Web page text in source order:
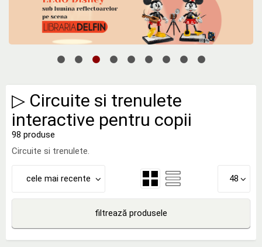
▷ Circuite si trenulete
interactive pentru copii
98 produse
Circuite si trenulete.
cele mai recente 48
filtrează produsele